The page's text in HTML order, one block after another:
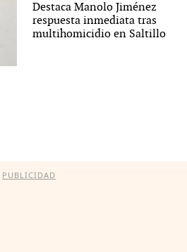
Destaca Manolo Jiménez
respuesta inmediata tras
multihomicidio en Saltillo
PUBLICIDAD